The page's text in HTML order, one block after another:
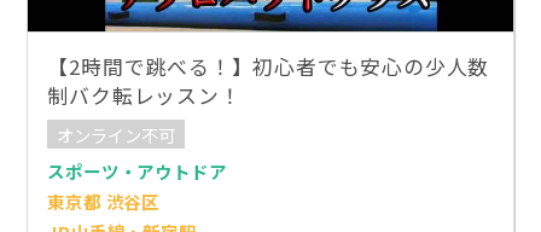
【2時間で跳べる！】初心者でも安心の少人数
制バク転レッスン！
オンライン不可
スポーツ・アウトドア
東京都 渋谷区